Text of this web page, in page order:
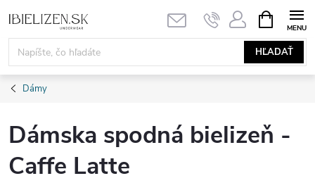
na
obsah
HĽADAŤ
KOŠÍK
Dámy
Dámska spodná bielizeň -
Caffe Latte